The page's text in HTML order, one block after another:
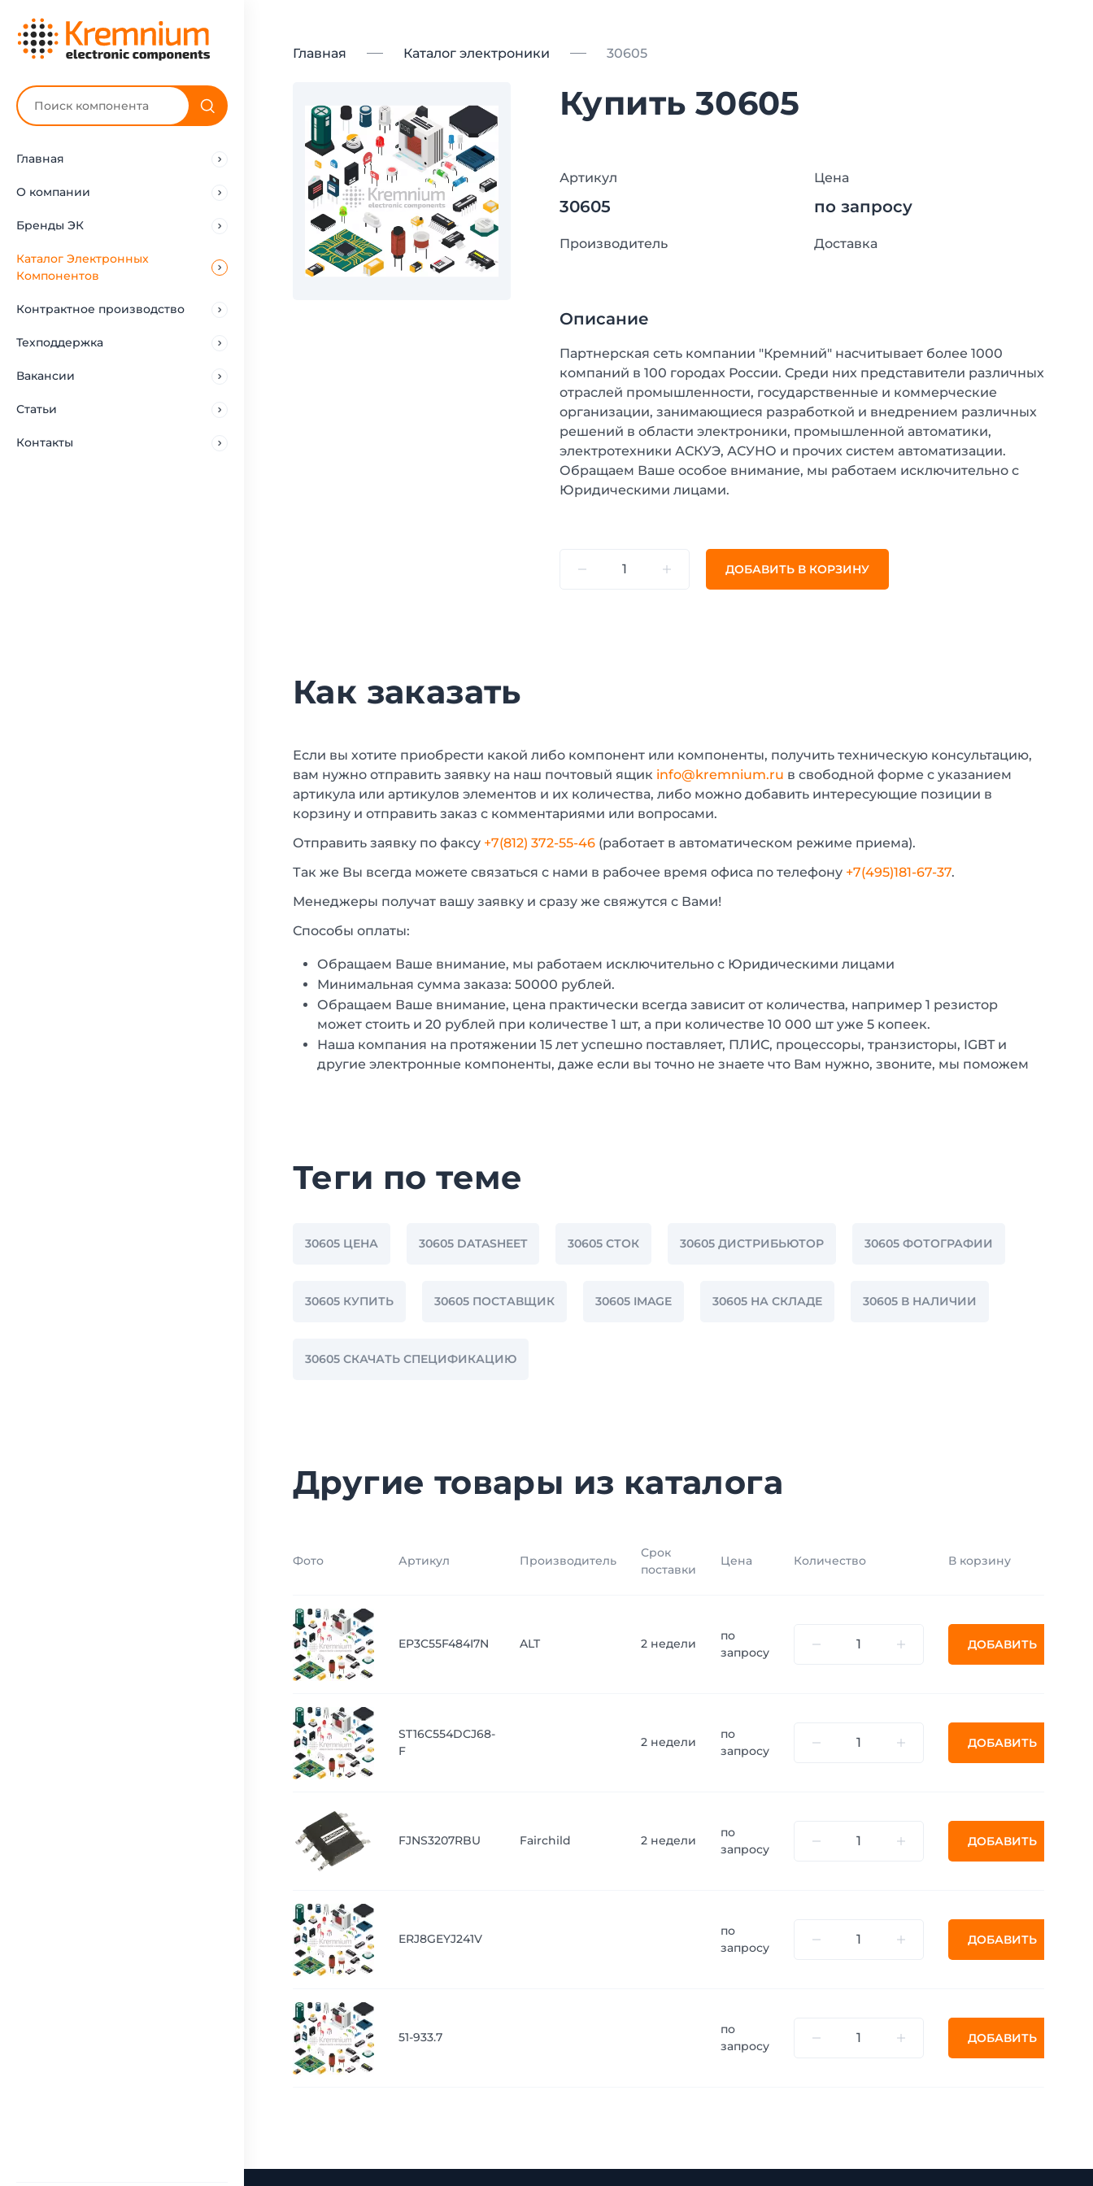
Главная
О компании
Бренды ЭК
Каталог Электронных
Компонентов
Контрактное производство
Техподдержка
Вакансии
Статьи
Контакты
Главная Каталог электроники 30605
Купить 30605
Артикул
30605
Цена
по запросу
Производитель Доставка
Описание
Партнерская сеть компании "Кремний" насчитывает более 1000
компаний в 100 городах России. Среди них представители различных
отраслей промышленности, государственные и коммерческие
организации, занимающиеся разработкой и внедрением различных
решений в области электроники, промышленной автоматики,
электротехники АСКУЭ, АСУНО и прочих систем автоматизации.
Обращаем Ваше особое внимание, мы работаем исключительно с
Юридическими лицами.
ДОБАВИТЬ В КОРЗИНУ
Как заказать
Если вы хотите приобрести какой либо компонент или компоненты, получить техническую консультацию,
вам нужно отправить заявку на наш почтовый ящик info@kremnium.ru в свободной форме с указанием
артикула или артикулов элементов и их количества, либо можно добавить интересующие позиции в
корзину и отправить заказ с комментариями или вопросами.
Отправить заявку по факсу +7(812) 372-55-46 (работает в автоматическом режиме приема).
Так же Вы всегда можете связаться с нами в рабочее время офиса по телефону +7(495)181-67-37.
Менеджеры получат вашу заявку и сразу же свяжутся с Вами!
Способы оплаты:
Обращаем Ваше внимание, мы работаем исключительно с Юридическими лицами
Минимальная сумма заказа: 50000 рублей.
Обращаем Ваше внимание, цена практически всегда зависит от количества, например 1 резистор
может стоить и 20 рублей при количестве 1 шт, а при количестве 10 000 шт уже 5 копеек.
Наша компания на протяжении 15 лет успешно поставляет, ПЛИС, процессоры, транзисторы, IGBT и
другие электронные компоненты, даже если вы точно не знаете что Вам нужно, звоните, мы поможем
Теги по теме
30605 ЦЕНА 30605 DATASHEET 30605 СТОК 30605 ДИСТРИБЬЮТОР 30605 ФОТОГРАФИИ
30605 КУПИТЬ 30605 ПОСТАВЩИК 30605 IMAGE 30605 НА СКЛАДЕ 30605 В НАЛИЧИИ
30605 СКАЧАТЬ СПЕЦИФИКАЦИЮ
Другие товары из каталога
Фото Артикул Производитель
Срок
поставки
Цена Количество В корзину
EP3C55F484I7N ALT 2 недели
по
запросу
ДОБАВИТЬ
ST16C554DCJ68-
F
2 недели
по
запросу
ДОБАВИТЬ
FJNS3207RBU Fairchild 2 недели
по
запросу
ДОБАВИТЬ
ERJ8GEYJ241V
по
запросу
ДОБАВИТЬ
51-933.7
по
запросу
ДОБАВИТЬ